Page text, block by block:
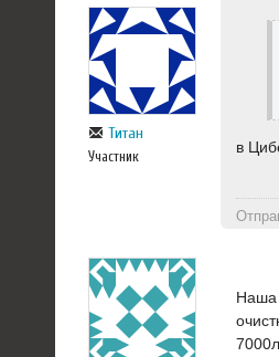
Титан
Участник
в
Наша